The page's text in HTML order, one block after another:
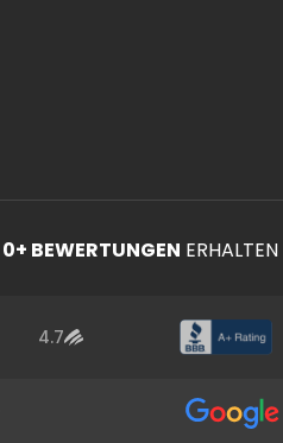
0+ BEWERTUNGEN ERHALTEN
4.7